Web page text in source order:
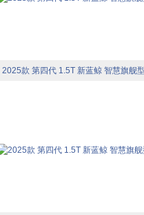
2025款 第四代 1.5T 新蓝鲸 智慧旗舰